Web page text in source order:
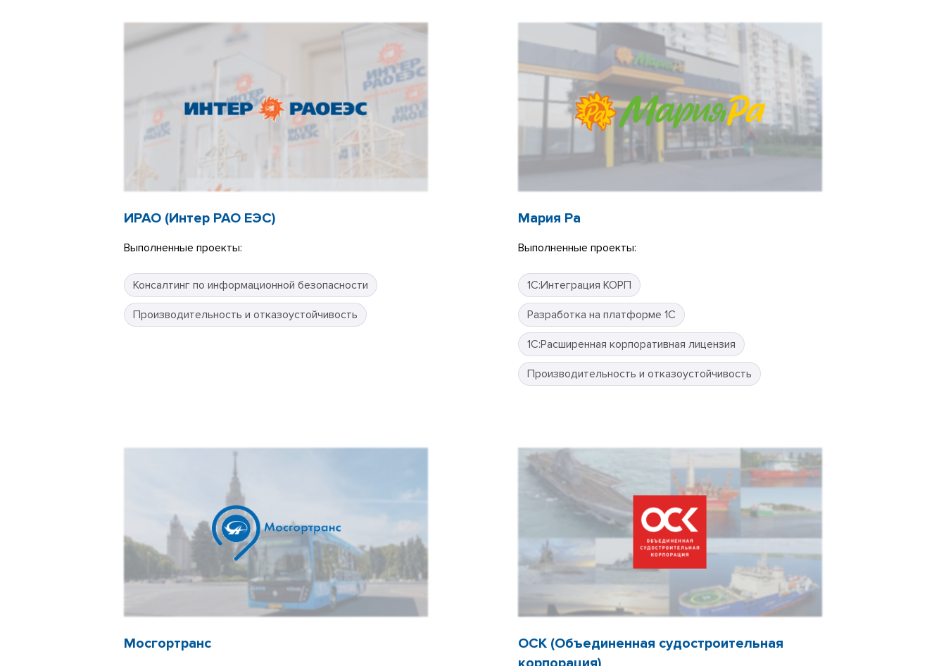
ИРАО (Интер РАО ЕЭС)
Выполненные проекты:
Консалтинг по информационной безопасности
Производительность и отказоустойчивость
Мария Ра
Выполненные проекты:
1С:Интеграция КОРП
Разработка на платформе 1С
1С:Расширенная корпоративная лицензия
Производительность и отказоустойчивость
Мосгортранс
ОСК (Объединенная судостроительная